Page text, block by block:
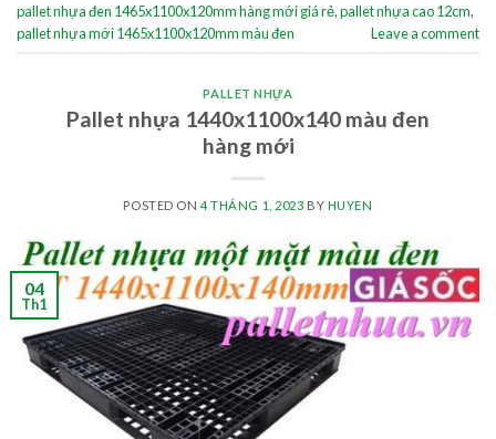
pallet nhựa đen 1465x1100x120mm hàng mới giá rẻ,pallet nhựa cao 12cm,
pallet nhựa mới 1465x1100x120mm màu đen
Leave a comment
PALLET NHỰA
Pallet nhựa 1440x1100x140 màu đen
hàng mới
POSTED ON4 THÁNG 1, 2023 BY HUYEN
04
Th1